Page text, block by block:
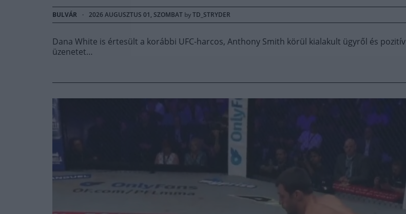
BULVÁR · 2026 AUGUSZTUS 01, SZOMBAT byTD_STRYDER
Dana White is értesült a korábbi UFC-harcos, Anthony Smith körül kialakult ügyről és pozitív
üzenetet…